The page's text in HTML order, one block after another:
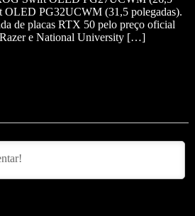
OLED PG32UCWM (31,5 polegadas).
de placas RTX 50 pelo preço oficial
Razer e National University […]